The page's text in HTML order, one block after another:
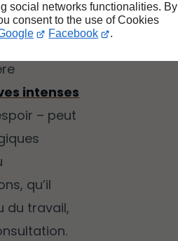
social networks functionalities. By
consent to the use of Cookies
Facebook .
intenses
– peut
qu’il
du travail,